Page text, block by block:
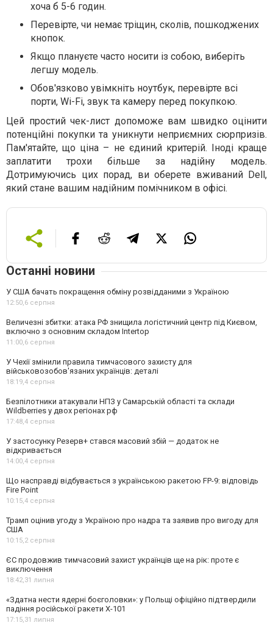
хоча б 5-6 годин.
Перевірте, чи немає тріщин, сколів, пошкоджених
кнопок.
Якщо плануєте часто носити із собою, виберіть
легшу модель.
Обов'язково увімкніть ноутбук, перевірте всі
порти, Wi-Fi, звук та камеру перед покупкою.
Цей простий чек-лист допоможе вам швидко оцінити
потенційні покупки та уникнути неприємних сюрпризів.
Пам'ятайте, що ціна – не єдиний критерій. Іноді краще
заплатити трохи більше за надійну модель.
Дотримуючись цих порад, ви оберете вживаний Dell,
який стане вашим надійним помічником в офісі.
Останні новини
У США бачать покращення обміну розвідданими з Україною
12:50,6 серпня
Величезні збитки: атака РФ знищила логістичний центр під Києвом,
включно з основним складом Intertop
11:00,6 серпня
У Чехії змінили правила тимчасового захисту для
військовозобов'язаних українців: деталі
18:19,4 серпня
Безпілотники атакували НПЗ у Самарській області та склади
Wildberries у двох регіонах рф
17:48,4 серпня
У застосунку Резерв+ стався масовий збій — додаток не
відкривається
14:00,4 серпня
Що насправді відбувається з українською ракетою FP-9: відповідь
Fire Point
10:15,4 серпня
Трамп оцінив угоду з Україною про надра та заявив про вигоду для
США
10:15,2 серпня
ЄС продовжив тимчасовий захист українців ще на рік: проте є
виключення
18:42,31 липня
«Здатна нести ядерні боєголовки»: у Польщі офіційно підтвердили
падіння російської ракети Х-101
17:15,31 липня